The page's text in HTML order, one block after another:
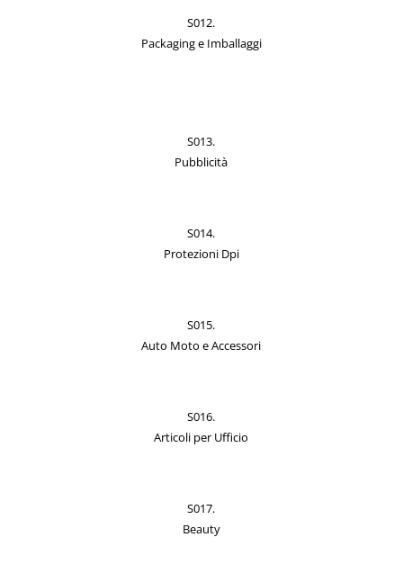
S012.
Packaging e Imballaggi
S013.
Pubblicità
S014.
Protezioni Dpi
S015.
Auto Moto e Accessori
S016.
Articoli per Ufficio
S017.
Beauty